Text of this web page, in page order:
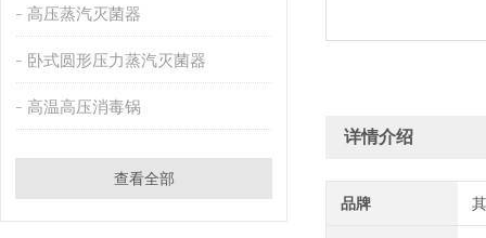
高压蒸汽灭菌器
卧式圆形压力蒸汽灭菌器
高温高压消毒锅
查看全部
详情介绍
品牌